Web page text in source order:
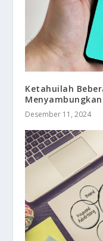
Ketahuilah
Menyambungkan
Desember 11, 2024